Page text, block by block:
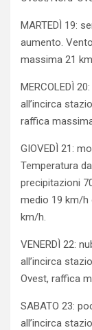
MARTEDÌ 19:
aumento.
massima 21
MERCOLEDÌ
all’incirca
raffica
GIOVEDÌ 21:
Temperatura
precipitazioni
medio 19 km/h
km/h.
VENERDÌ 22:
all’incirca
Ovest, raffica
SABATO 23:
all’incirca